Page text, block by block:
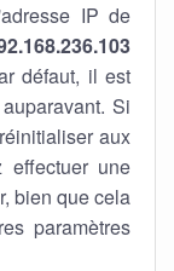
IP de
défaut, il est
Si
aux
effectuer une
bien que cela
paramètres